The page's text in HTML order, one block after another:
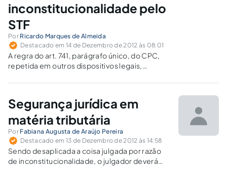
inconstitucionalidade pelo
STF
Por Ricardo Marques de Almeida
Destacado em 14 de Dezembro de 2012 às 08:01
A regra do art. 741, parágrafo único, do CPC,
repetida em outros dispositivos legais,
das leis e conferiu mais segurança jurídica ao
inconstitucionalidade.
Segurança jurídica em
matéria tributária
Por Fabiana Augusta de Araújo Pereira
Destacado em 13 de Dezembro de 2012 às 14:58
Sendo desaplicada a coisa julgada por razão
de inconstitucionalidade, o julgador deverá